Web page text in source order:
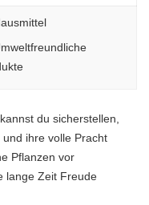
du sicherstellen,
ihre volle Pracht
Pflanzen vor
lange Zeit Freude